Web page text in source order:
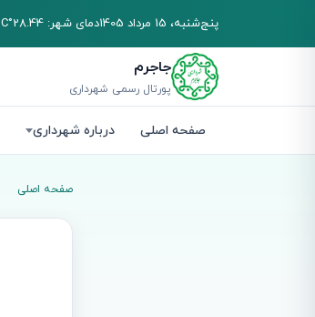
پنج‌شنبه، 15 مرداد 1405 دمای شهر: 28.44°C
جاجرم
پورتال رسمی شهرداری
صفحه اصلی درباره شهرداری
صفحه اصلی